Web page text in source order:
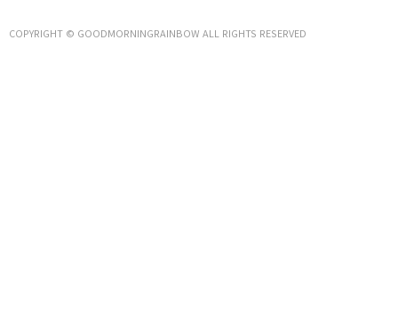
COPYRIGHT © GOODMORNINGRAINBOW ALL RIGHTS RESERVED